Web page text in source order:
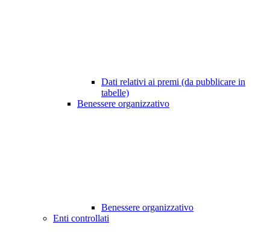
Dati relativi ai premi (da pubblicare in
tabelle)
Benessere organizzativo
Benessere organizzativo
Enti controllati